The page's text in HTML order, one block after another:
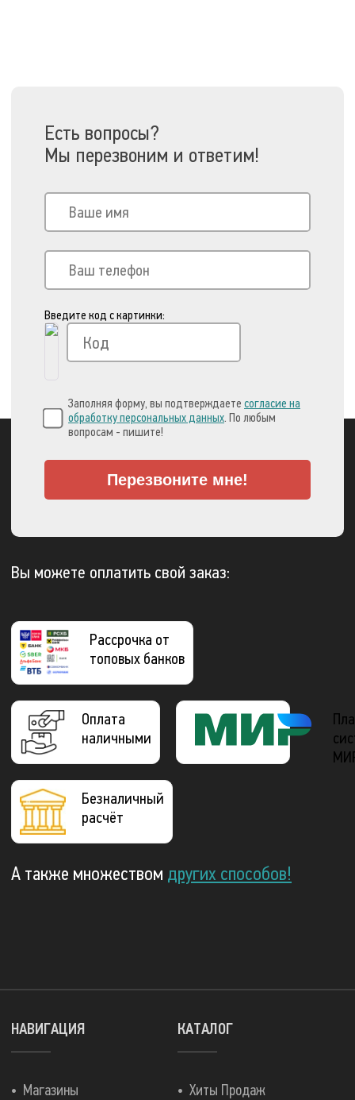
Есть вопросы?
Мы перезвоним и ответим!
Введите код с картинки:
Заполняя форму, вы подтверждаете согласие на
обработку персональных данных. По любым
вопросам - пишите!
Перезвоните мне!
Вы можете оплатить свой заказ:
Рассрочка от
топовых банков
Оплата
наличными
Безналичный
расчёт
А также множеством других способов!
КАТАЛОГ
Хиты Продаж
НАВИГАЦИЯ
Магазины